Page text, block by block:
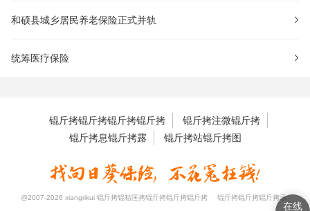
和硕县城乡居民养老保险正式并轨
统筹医疗保险
锟斤拷锟斤拷锟斤拷锟斤拷
锟斤拷注微锟斤拷
锟斤拷息锟斤拷露
锟斤拷站锟斤拷图
@2007-2026 xiangrikui 锟斤拷锟秸匡拷锟斤拷锟斤拷锟斤拷 锟斤拷锟斤拷锟斤拷示